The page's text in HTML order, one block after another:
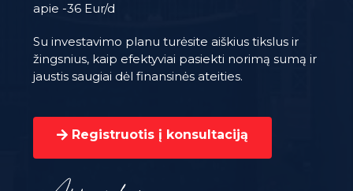
apie -36 Eur/d
Su investavimo planu turėsite aiškius tikslus ir
žingsnius, kaip efektyviai pasiekti norimą sumą ir
jaustis saugiai dėl finansinės ateities.
Registruotis į konsultaciją